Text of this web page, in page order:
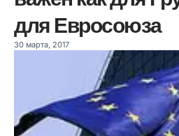
для Евросоюза
30 марта, 2017